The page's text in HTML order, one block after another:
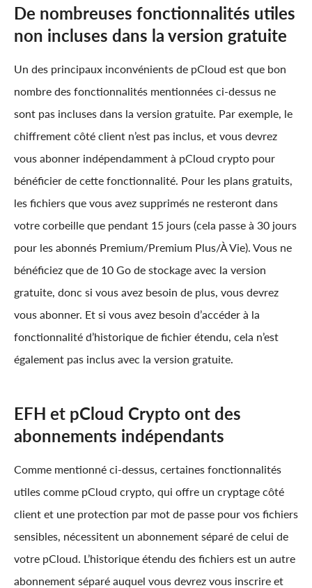
De nombreuses fonctionnalités utiles
non incluses dans la version gratuite
Un des principaux inconvénients de pCloud est que bon
nombre des fonctionnalités mentionnées ci-dessus ne
sont pas incluses dans la version gratuite. Par exemple, le
chiffrement côté client n’est pas inclus, et vous devrez
vous abonner indépendamment à pCloud crypto pour
bénéficier de cette fonctionnalité. Pour les plans gratuits,
les fichiers que vous avez supprimés ne resteront dans
votre corbeille que pendant 15 jours (cela passe à 30 jours
pour les abonnés Premium/Premium Plus/À Vie). Vous ne
bénéficiez que de 10 Go de stockage avec la version
gratuite, donc si vous avez besoin de plus, vous devrez
vous abonner. Et si vous avez besoin d’accéder à la
fonctionnalité d’historique de fichier étendu, cela n’est
également pas inclus avec la version gratuite.
EFH et pCloud Crypto ont des
abonnements indépendants
Comme mentionné ci-dessus, certaines fonctionnalités
utiles comme pCloud crypto, qui offre un cryptage côté
client et une protection par mot de passe pour vos fichiers
sensibles, nécessitent un abonnement séparé de celui de
votre pCloud. L’historique étendu des fichiers est un autre
abonnement séparé auquel vous devrez vous inscrire et